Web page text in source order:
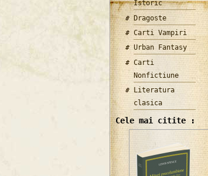
Istoric
Dragoste
Carti Vampiri
Urban Fantasy
Carti
Nonfictiune
Literatura
clasica
Cele mai citite :